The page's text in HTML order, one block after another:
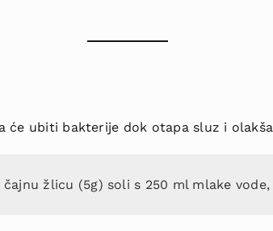
će ubiti bakterije dok otapa sluz i
žlicu (5g) soli s 250 ml mlake